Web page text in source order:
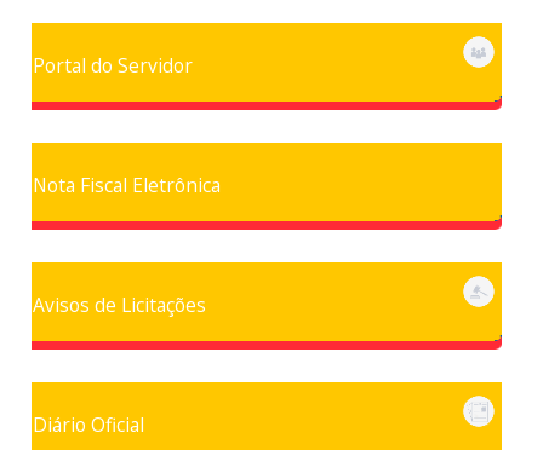
Portal do Servidor
Nota Fiscal Eletrônica
Avisos de Licitações
Diário Oficial